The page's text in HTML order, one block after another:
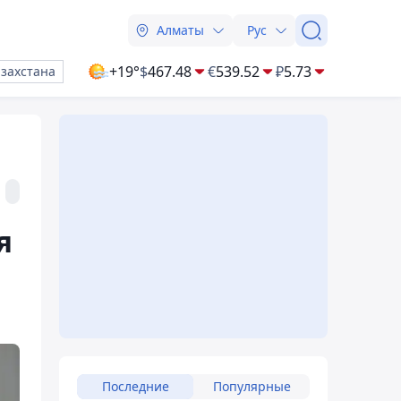
Алматы Рус
+19°$467.48 €539.52 ₽5.73
Последние Популярные